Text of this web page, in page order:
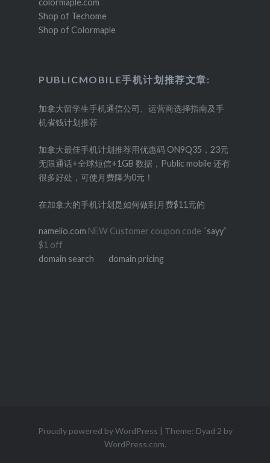
Shop of Techome
Shop of Colormaple
PUBLICMOBILE手机计划推荐文章:
加拿大留学生手机通信公司、运营商选择指南及手
机省钱计划推荐
加拿大最佳手机计划推荐用优惠码 ON9Q35，23元
无限通话+全球短信+1GB 数据，Public mobile 还有
很多好处，可使月费降为0元！
在加拿大的手机计划是如何做到月费$11元的
namelio.com NEW Customer coupon code “sayy”
$1 off
domain search
domain pricing
Proudly powered by WordPress
Theme: Dyad 2 by
WordPress.com.